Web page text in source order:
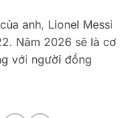
anh, Lionel Messi
Năm 2026 sẽ là cơ
với người đồng